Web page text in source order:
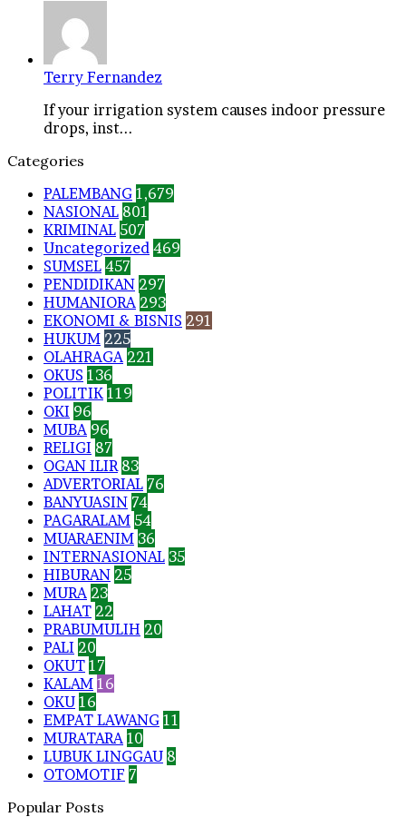
Terry Fernandez
If your irrigation system causes indoor pressure
drops, inst...
Categories
PALEMBANG 1,679
NASIONAL 801
KRIMINAL 507
Uncategorized 469
SUMSEL 457
PENDIDIKAN 297
HUMANIORA 293
EKONOMI & BISNIS 291
HUKUM 225
OLAHRAGA 221
OKUS 136
POLITIK 119
OKI 96
MUBA 96
RELIGI 87
OGAN ILIR 83
ADVERTORIAL 76
BANYUASIN 74
PAGARALAM 54
MUARAENIM 36
INTERNASIONAL 35
HIBURAN 25
MURA 23
LAHAT 22
PRABUMULIH 20
PALI 20
OKUT 17
KALAM 16
OKU 16
EMPAT LAWANG 11
MURATARA 10
LUBUK LINGGAU 8
OTOMOTIF 7
Popular Posts